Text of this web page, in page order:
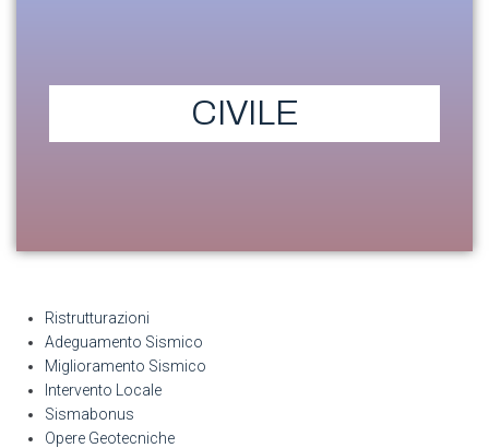
CIVILE
Ristrutturazioni
Adeguamento Sismico
Miglioramento Sismico
Intervento Locale
Sismabonus
Opere Geotecniche